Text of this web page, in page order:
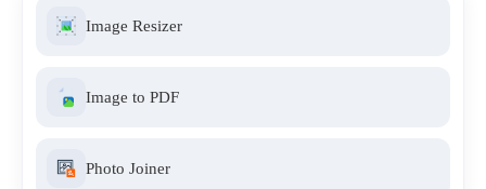
Image Resizer
Image to PDF
Photo Joiner